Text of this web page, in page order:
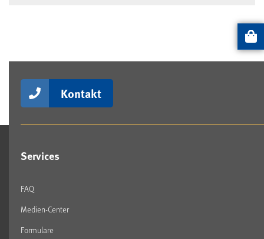
Kontakt
Services
FAQ
Medien-Center
Formulare
Artikel